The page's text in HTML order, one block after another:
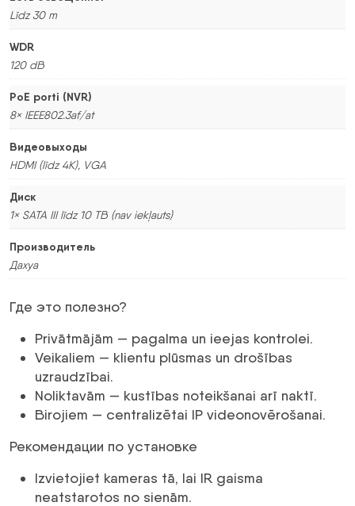
Līdz 30 m
WDR
120 dB
PoE porti (NVR)
8× IEEE802.3af/at
Видеовыходы
HDMI (līdz 4K), VGA
Диск
1× SATA III līdz 10 TB (nav iekļauts)
Производитель
Дахуа
Где это полезно?
Privātmājām — pagalma un ieejas kontrolei.
Veikaliem — klientu plūsmas un drošības
uzraudzībai.
Noliktavām — kustības noteikšanai arī naktī.
Birojiem — centralizētai IP videonovērošanai.
Рекомендации по установке
Izvietojiet kameras tā, lai IR gaisma
neatstarotos no sienām.